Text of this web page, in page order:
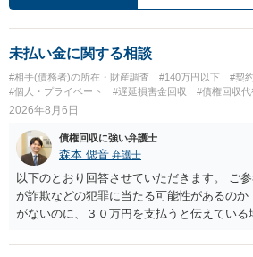
未払い金に関する相談
#相手(債務者)の所在・財産調査 #140万円以下
#契
#個人・プライベート
#遅延損害金回収 #債権回収代
2026年8月6日
債権回収に強い弁護士
森本 偲音 弁護士
以下のとおり回答させていただきます。 ご
が詐欺などの犯罪に当たる可能性があるの
がないのに、３０万円を支払うと伝えてい
段が取れるのか ⇒契約に基づく履行請求と